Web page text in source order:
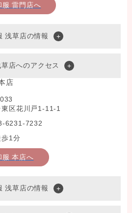
服 雷門店へ
浅草店の情報
店へのアクセス
店
区花川戸1-11-1
6231-7232
歩1分
服 本店へ
浅草店の情報